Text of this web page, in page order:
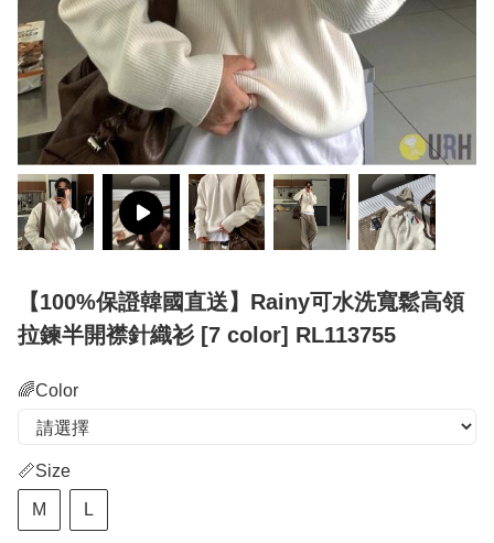
【100%保證韓國直送】Rainy可水洗寬鬆高領
拉鍊半開襟針織衫 [7 color] RL113755
🌈Color
📏Size
M L